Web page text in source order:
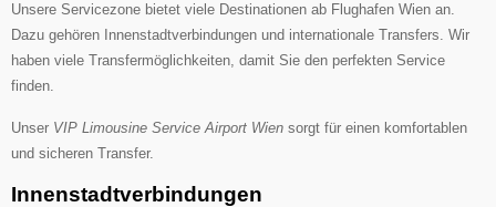
Unsere Servicezone bietet viele Destinationen ab Flughafen Wien an.
Dazu gehören Innenstadtverbindungen und internationale Transfers. Wir
haben viele Transfermöglichkeiten, damit Sie den perfekten Service
finden.
Unser VIP Limousine Service Airport Wien sorgt für einen komfortablen
und sicheren Transfer.
Innenstadtverbindungen